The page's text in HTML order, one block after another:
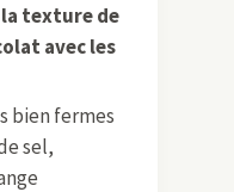
texture de
avec les
bien fermes
sel,